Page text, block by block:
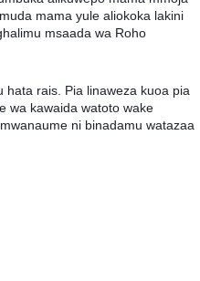
mama yule aliokoka lakini
msaada wa Roho
hata rais. Pia linaweza kuoa pia
wa kawaida watoto wake
ni binadamu watazaa